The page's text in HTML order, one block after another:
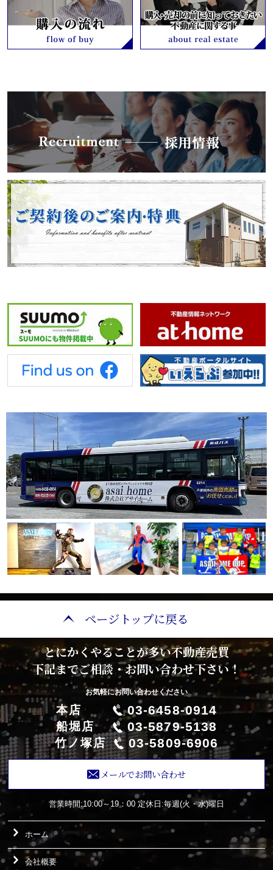
ページトップに戻る
とにかくやることが多い不動産売買
下記までご相談・お問い合わせ下さい！
お気軽にお問い合わせください
本店 03-6458-0914
船堀店 03-5879-5138
竹ノ塚店 03-5809-6906
メールでお問い合わせ
営業時間:10:00～19：00 定休日:毎週(火・水)曜日
ホーム
会社概要